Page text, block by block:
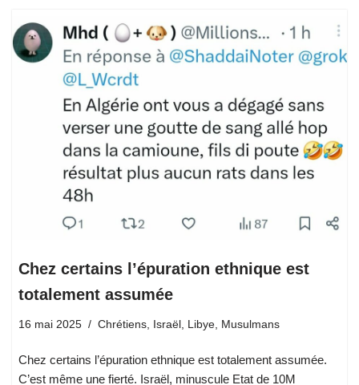
Chez certains l’épuration ethnique est
totalement assumée
16 mai 2025 Chrétiens Israël Libye Musulmans
Chez certains l’épuration ethnique est totalement assumée.
C’est même une fierté. Israël, minuscule Etat de 10M